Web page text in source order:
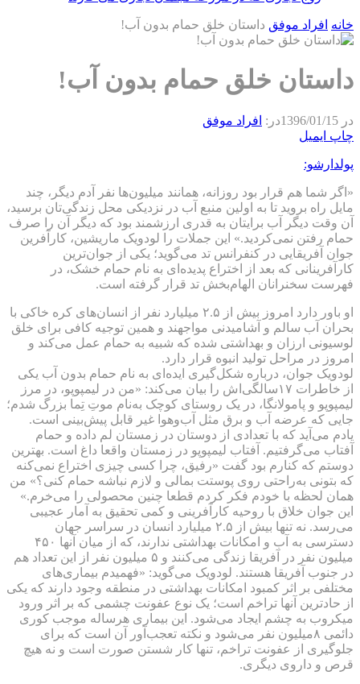
خانه افراد موفق داستان خلق حمام بدون آب!
داستان خلق حمام بدون آب!
در 1396/01/15در: افراد موفق
چاپ ایمیل
پولدارشو:
«اگر شما هم قرار بود روزانه، همانند میلیون‌ها نفر آدم دیگر، چند
مایل راه بروید تا به اولین منبع آب در نزدیکی محل زندگی‌تان برسید،
آن وقت دیگر آب برایتان به قدری ارزشمند بود که دیگر آن را صرف
حمام رفتن نمی‌کردید.» این جملات را لودویک ماریشین، کارآفرین
جوان آفریقایی در کنفرانس تد می‌گوید؛ یکی از جوان‌ترین
کارآفرینانی که بعد از اختراع پدیده‌ای به نام حمام خشک، در
فهرست سخنرانان الهام‌بخش تد قرار گرفته است.
او باور دارد امروز بیش از ۲.۵ میلیارد نفر از انسان‌های کره خاکی با
بحران آب سالم و آشامیدنی مواجهند و همین توجیه کافی برای خلق
لوسیونی ارزان و بهداشتی شده که شبیه به حمام عمل می‌کند و
امروز در مراحل تولید انبوه قرار دارد.
لودویک جوان، درباره شکل‌گیری ایده‌ای به نام حمام بدون آب یکی
از خاطرات ۱۷‌سالگی‌اش را بیان می‌کند: «من در لیمپوپو، در مرز
لیمپوپو و پامولانگا، در یک روستای کوچک به‌نام موتِ تِما بزرگ شدم؛
جایی که عرضه آب و برق مثل آب‌وهوا غیر قابل پیش‌بینی است.
یادم می‌آید که با تعدادی از دوستان در زمستان لم داده و حمام
آفتاب می‌گرفتیم. آفتاب لیمپوپو در زمستان واقعا داغ است. بهترین
دوستم که کنارم بود گفت «رفیق، چرا کسی چیزی اختراع نمی‌کنه
که بتونی به‌راحتی روی پوستت بمالی و لازم نباشه حمام کنی؟» من
همان لحظه با خودم فکر کردم ‌قطعا چنین محصولی را می‌خرم.»
این ‌جوان خلاق با روحیه کارآفرینی و کمی تحقیق به آمار عجیبی
می‌رسد. نه تنها بیش از ۲.۵ میلیارد انسان در سراسر جهان
دسترسی به آب و امکانات بهداشتی ندارند، که از میان آنها ۴۵۰
میلیون نفر در آفریقا زندگی می‌کنند و ۵ میلیون نفر از این تعداد هم
در جنوب آفریقا هستند. لودویک می‌گوید: «فهمیدم بیماری‌های
مختلفی بر اثر کمبود امکانات بهداشتی در منطقه وجود دارند که یکی
از حادترین آنها تراخم است؛ یک نوع عفونت چشمی که بر اثر ورود
میکروب به چشم ایجاد می‌شود. این بیماری هرساله موجب کوری
دائمی ۸میلیون نفر می‌شود و نکته تعجب‌آور آن است که برای
جلوگیری از عفونت تراخم، تنها کار شستن صورت است و نه هیچ
قرص و داروی دیگری.